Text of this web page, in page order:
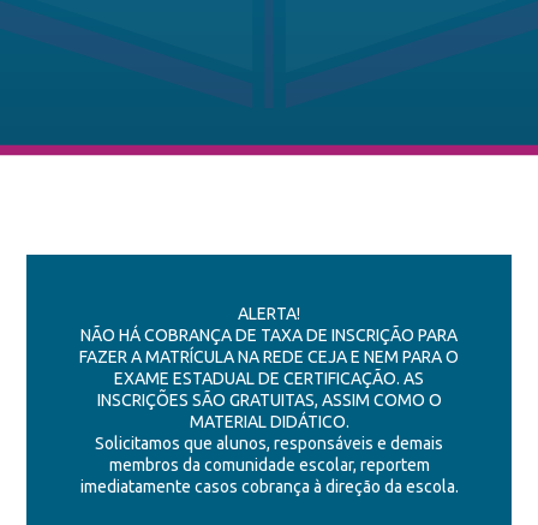
ALERTA!
NÃO HÁ COBRANÇA DE TAXA DE INSCRIÇÃO PARA
FAZER A MATRÍCULA NA REDE CEJA E NEM PARA O
EXAME ESTADUAL DE CERTIFICAÇÃO. AS
INSCRIÇÕES SÃO GRATUITAS, ASSIM COMO O
MATERIAL DIDÁTICO.
Solicitamos que alunos, responsáveis e demais
membros da comunidade escolar, reportem
imediatamente casos cobrança à direção da escola.